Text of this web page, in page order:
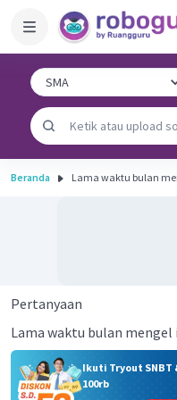
Beranda Lama waktu bulan
Pertanyaan
Lama waktu bulan
Ikuti Tryout SNBT
100rb